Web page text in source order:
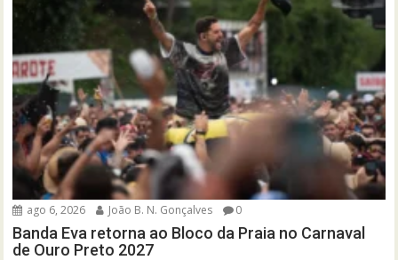
ago 6, 2026 João B. N. Gonçalves 0
Banda Eva retorna ao Bloco da Praia no Carnaval
de Ouro Preto 2027